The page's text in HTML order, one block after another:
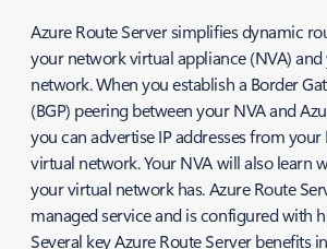
Azure Route Server simplifies dynamic
your network virtual appliance (NVA)
network. When you establish a Border
(BGP) peering between your NVA and
you can advertise IP addresses from
virtual network. Your NVA will also learn
your virtual network has. Azure Route
managed service and is configured with
Several key Azure Route Server benefits